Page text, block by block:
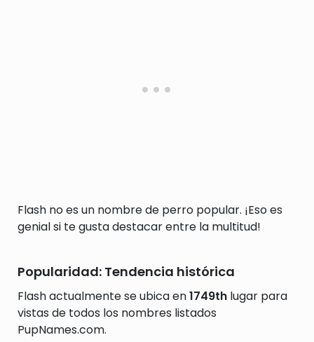
Flash no es un nombre de perro popular. ¡Eso es
genial si te gusta destacar entre la multitud!
Popularidad: Tendencia histórica
Flash actualmente se ubica en1749th lugar para
vistas de todos los nombres listados
PupNames.com.